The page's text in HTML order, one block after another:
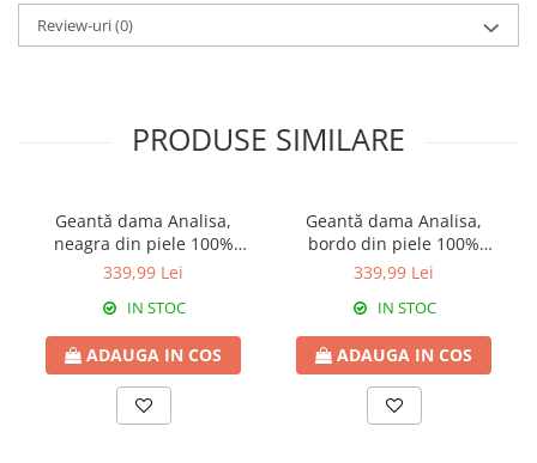
Review-uri(0)
PRODUSE SIMILARE
Geantă dama Analisa,
neagra din piele 100%
naturală 8117
339,99 Lei
IN STOC
ADAUGA IN COS
Geantă dama Analisa,
bordo din piele 100%
naturală 8117
339,99 Lei
IN STOC
ADAUGA IN COS